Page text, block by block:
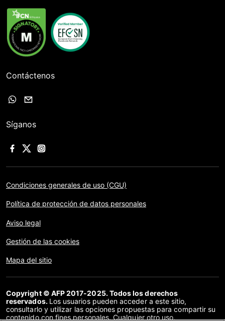
Contáctenos
Síganos
Condiciones generales de uso (CGU)
Política de protección de datos personales
Aviso legal
Gestión de las cookies
Mapa del sitio
Copyright © AFP 2017-2025. Todos los derechos
reservados. Los usuarios pueden acceder a este sitio,
consultarlo y utilizar las opciones propuestas para compartir su
contenido con fines personales. Cualquier otro uso,